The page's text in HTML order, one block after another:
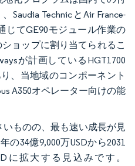
TechnicとAir France-
じてGE90モジュール作業の
ョップに割り当てられるこ
が計画しているHGT1700
、当地域のコンポーネント
A350オペレーター向けの能
ものの、最も速い成長が見
の34億9,000万USDから2031
に拡大する見込みです。